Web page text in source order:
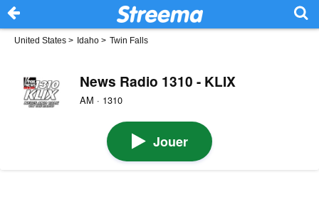
United States > Idaho > Twin Falls
News Radio 1310 - KLIX
AM · 1310
Jouer